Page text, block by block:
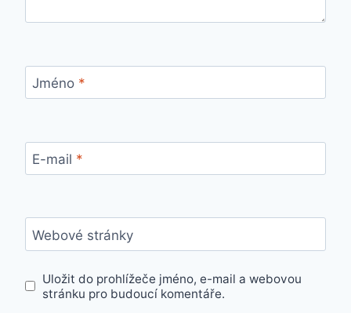
Jméno *
E-mail *
Webové stránky
Uložit do prohlížeče jméno, e-mail a webovou
stránku pro budoucí komentáře.